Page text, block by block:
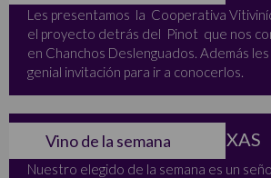
Les presentamos la Cooperativa
el proyecto detrás del Pinot que nos
en Chanchos Deslenguados. Además
genial invitación para ir a conocerlos.
Vino de la semana
ALBARIÑO DE RIAS BAIXAS
Nuestro elegido de la semana es un